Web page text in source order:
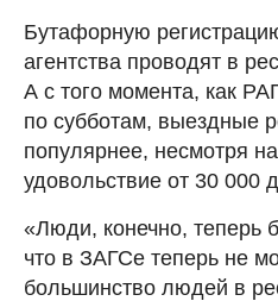
Бутафорную
агентства проводят в
А с того момента, как
по субботам, выездные
популярнее, несмотря
удовольствие от 30 000
«Люди, конечно, теперь
что в ЗАГСе теперь не
большинство людей в